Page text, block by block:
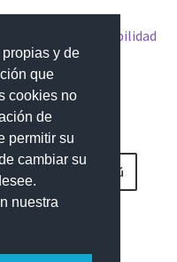
y de
que
cookies no
de
permitir su
cambiar su
nuestra
Accesibilidad
Menú